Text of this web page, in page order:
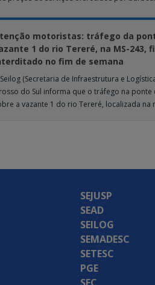
motoristas: tráfego da
1 do rio Tereré, na MS-243,
no fim de semana
(Secretaria de Infraestrutura e
do Sul informa que o tráfego na ponte
a vazante 1 do rio Tereré, localizada
SEJUSP
SEAD
SEILOG
SEMADESC
SETESC
PGE